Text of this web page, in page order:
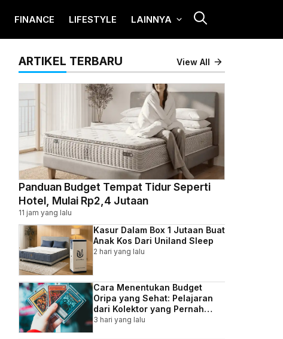
FINANCE LIFESTYLE LAINNYA
ARTIKEL TERBARU View All
Panduan Budget Tempat Tidur Seperti
Hotel, Mulai Rp2,4 Jutaan
11 jam yang lalu
Kasur Dalam Box 1 Jutaan Buat
Anak Kos Dari Uniland Sleep
2 hari yang lalu
Cara Menentukan Budget
Oripa yang Sehat: Pelajaran
dari Kolektor yang Pernah
Kebablasan
3 hari yang lalu